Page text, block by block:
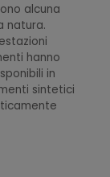
alcuna
natura.
hanno
in
sintetici